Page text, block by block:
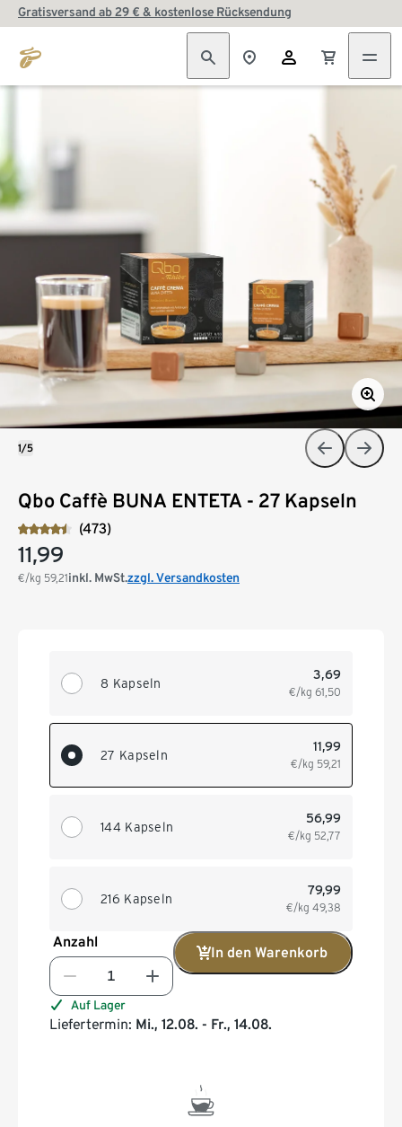
Gratisversand ab 29 € & kostenlose Rücksendung
Qbo Caffè BUNA ENTETA - 27 Kapseln
(473)
11,99
€/kg 59,21inkl. MwSt.zzgl. Versandkosten
8 Kapseln
3,69
€/kg 61,50
27 Kapseln
11,99
€/kg 59,21
144 Kapseln
56,99
€/kg 52,77
216 Kapseln
79,99
€/kg 49,38
Anzahl
In den Warenkorb
Auf Lager
Liefertermin: Mi., 12.08. - Fr., 14.08.
1/5